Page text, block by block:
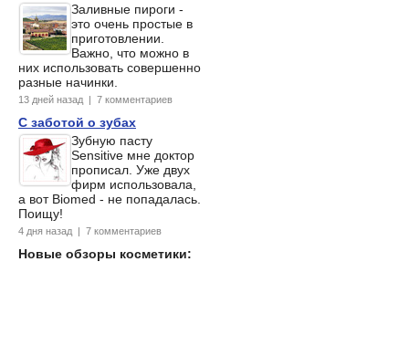
Заливные пироги -
это очень простые в
приготовлении.
Важно, что можно в
них использовать совершенно
разные начинки.
13 дней назад | 7 комментариев
С заботой о зубах
Зубную пасту
Sensitive мне доктор
прописал. Уже двух
фирм использовала,
а вот Biomed - не попадалась.
Поищу!
4 дня назад | 7 комментариев
Новые обзоры косметики: